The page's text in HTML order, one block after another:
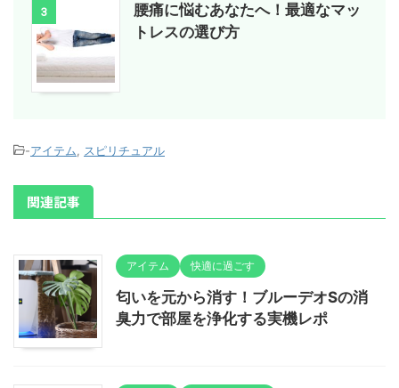
3
腰痛に悩むあなたへ！最適なマッ
トレスの選び方
-アイテム スピリチュアル
関連記事
アイテム 快適に過ごす
匂いを元から消す！ブルーデオSの消
臭力で部屋を浄化する実機レポ